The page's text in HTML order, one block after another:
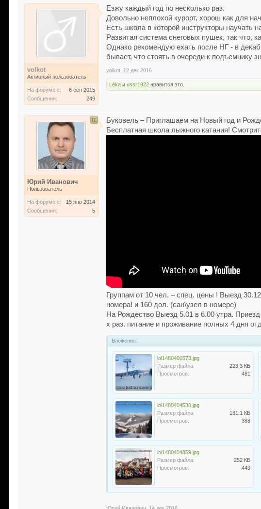
volkot
Активный пользователь
На форуме с:
6 сен 2015
Сообщения:
249
Езжу каждый год по несколько раз.
Довольно неплохой курорт, хорош как для
Есть школа в которой инструкторы научать
Развитая система снеговых пушек, так что,
Однако рекомендую ехать после НГ - в
бывает, что стоять в очереди к подъемнику
volkot 12 дек 2016
Lёka иussr1922 нравится это.
Юрий Иванович
Пользователь
На форуме с:
15 янв 2014
Сообщения:
5
Буковель – Приглашаем на Новый год и
Бесплатная школа лыжного катания!
Группам от 10 чел. – спец. цены ! Выезд
номера! и 160 дол. (сан\узел в номере)
На Рождество Выезд 5.01 в 6.00 утра.
х раз. питание и проживание полных 4 дня
Вложения:
lol1480400573.jpg
Размер файла:
223,3 КБ
Просмотров:
481
lol1480404536.jpg
Размер файла:
181,1 КБ
Просмотров:
388
lol1480404859.jpg
Размер файла:
252 КБ
Просмотров:
449